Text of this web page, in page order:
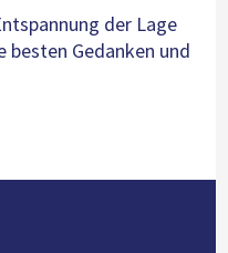
der Lage
besten Gedanken und